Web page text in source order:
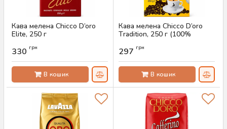
Кава мелена Chicco D’oro
Elite, 250 г
330 грн
В кошик
Кава мелена Chicco D’oro
Тradition, 250 г (100%
арабіка)
Артикул:
297 грн
В кошик